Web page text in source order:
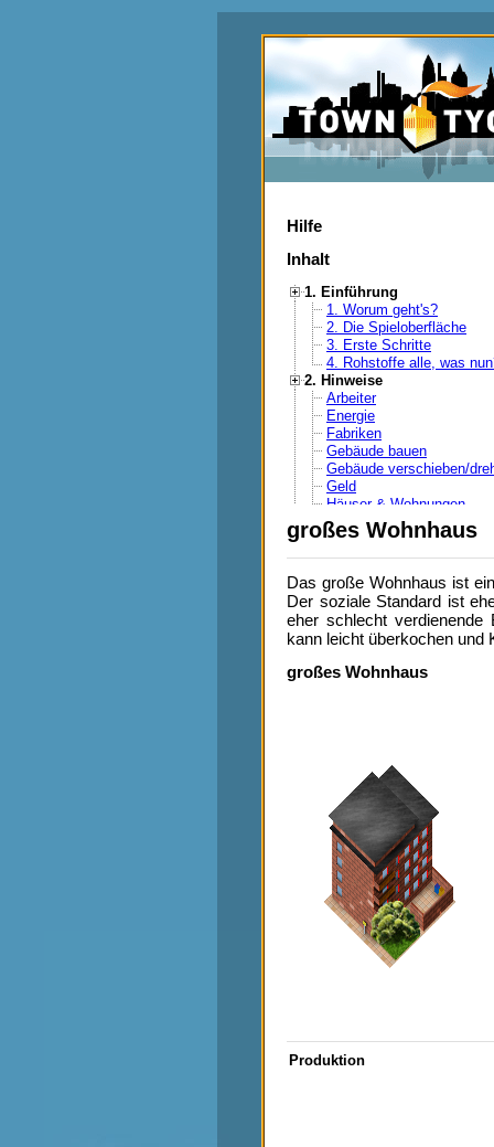
Hilfe
Inhalt
1. Einführung
1. Worum geht's?
2. Die Spieloberfläche
3. Erste Schritte
4. Rohstoffe alle, was
2. Hinweise
Arbeiter
Energie
Fabriken
Gebäude bauen
Gebäude verschieben/
Geld
Häuser & Wohnungen
Katastrophen
Medaillen
Produktion steigern
Stagnierende
3. Gebäude
Apotheke
Autobahn
Autobahnmeisterei
Bahnhof
Bank
Brücken
Bushaltestelle
Club
Feuerwehr
Flughafen
Friedhof
Gefängnis
Gerichtsgebäude
großes Bürogebäude
großes Wohnhaus
Hafen
Klärwerk
Kleiner Platz
großes Wohnhaus
Das große Wohnhaus ist
Der soziale Standard ist
eher schlecht verdienende
kann leicht überkochen und
großes Wohnhaus
Produktion